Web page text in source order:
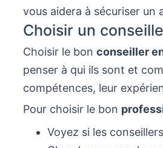
vous aidera à sécuriser
Choisir un
Choisir le bon conseiller
penser à qui ils sont et
compétences, leur
Pour choisir le bon
Voyez si les